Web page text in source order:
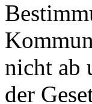
nicht ab
der